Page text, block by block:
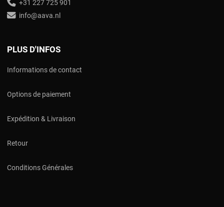
+31 227 725 901
info@aava.nl
PLUS D'INFOS
Informations de contact
Options de paiement
Expédition & Livraison
Retour
Conditions Générales